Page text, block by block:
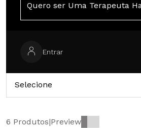
Quero ser Uma Terapeuta
Entrar
COMPRE NA
Selecione
6 Produtos|Preview